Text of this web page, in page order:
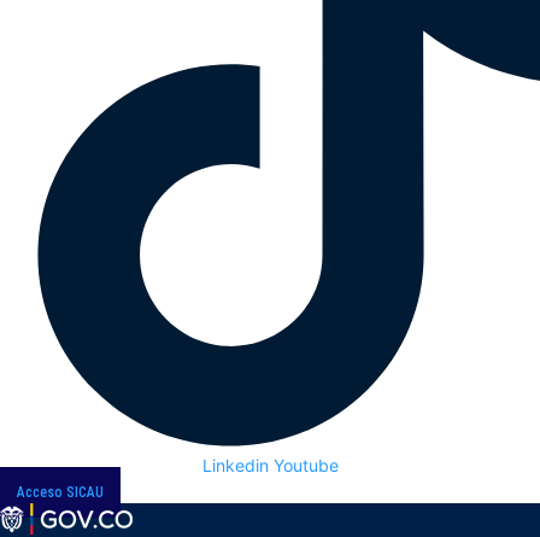
Linkedin Youtube
Acceso SICAU